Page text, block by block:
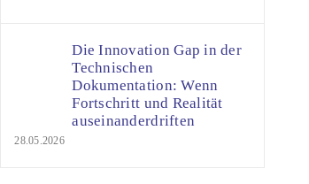
Die Innovation Gap in der
Technischen
Dokumentation: Wenn
Fortschritt und Realität
auseinanderdriften
28.05.2026